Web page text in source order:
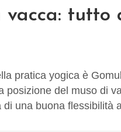
vacca: tutto
pratica yogica è
posizione del muso di
una buona flessibilità